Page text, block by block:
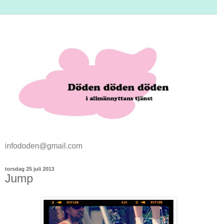
infododen@gmail.com
torsdag 25 juli 2013
Jump